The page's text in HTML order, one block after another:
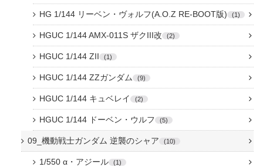
HG 1/144 リーベン・ヴォルフ(A.O.Z RE-BOOT版) 1
HGUC 1/144 AMX-011S ザクIII改 2
HGUC 1/144 ZII 1
HGUC 1/144 ZZガンダム 9
HGUC 1/144 キュベレイ 2
HGUC 1/144 ドーベン・ウルフ 5
09_機動戦士ガンダム 逆襲のシャア 10
1/550 α・アジール 1